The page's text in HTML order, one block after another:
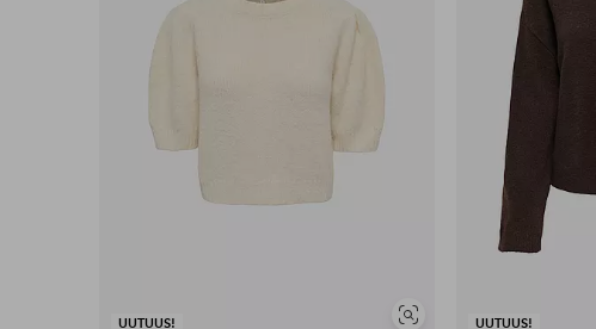
UUTUUS!
Näytä
UUTUUS!